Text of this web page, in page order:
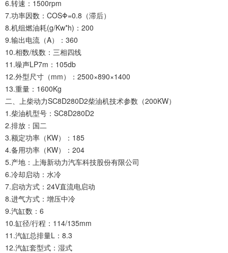
6.转速：1500rpm
7.功率因数：COSΦ=0.8（滞后）
8.机组燃油耗(g/Kw*h)：200
9.输出电流（A）：360
10.相数/线数：三相四线
11.噪声LP7m：105db
12.外型尺寸（mm）：2500×890×1400
13.重量：1600Kg
二、上柴动力SC8D280D2柴油机技术参数（200KW）
1.柴油机型号：SC8D280D2
2.排放：国二
3.额定功率（KW）：185
4.备用功率（KW）：204
5.产地：上海新动力汽车科技股份有限公司
6.冷却启动：水冷
7.启动方式：24V直流电启动
8.进气方式：增压中冷
9.汽缸数：6
10.缸径/行程：114/135mm
11.汽缸总排量L：8.3
12.汽缸套型式：湿式